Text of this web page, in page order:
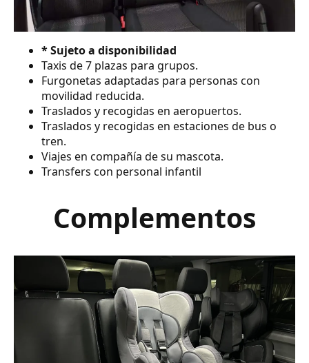
* Sujeto a disponibilidad
Taxis de 7 plazas para grupos.
Furgonetas adaptadas para personas con
movilidad reducida.
Traslados y recogidas en aeropuertos.
Traslados y recogidas en estaciones de bus o
tren.
Viajes en compañía de su mascota.
Transfers con personal infantil
Complementos